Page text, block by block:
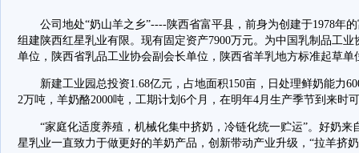
公司地处“奶山羊之乡”----陕西省富平县，前身为创建于1978年的
组建陕西红星乳业有限。现有固定资产7900万元。为中国乳制品工
单位，陕西省乳品工业协会副会长单位，陕西省羊乳地方标准起草单
新建工业园总投资1.68亿元，占地面积150亩，日处理鲜奶能力
2万吨，羊奶酪2000吨，工期计划6个月，在明年4月生产季节到来时
“家庭化适度养殖，机械化集中挤奶，冷链化统一贮运”。好奶来
星乳业一直致力于做更好的羊奶产品，创新带动产业升级，“拉羊挤